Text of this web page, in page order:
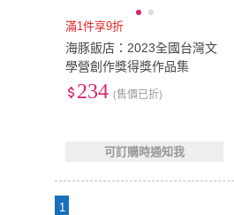
滿1件享9折
海豚飯店：2023全國台灣文
學營創作獎得獎作品集
234 (售價已折)
可訂購時通知我
1